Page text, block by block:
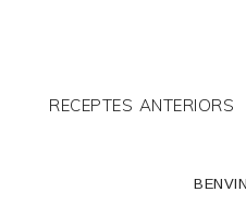
RECEPTES ANTERIORS